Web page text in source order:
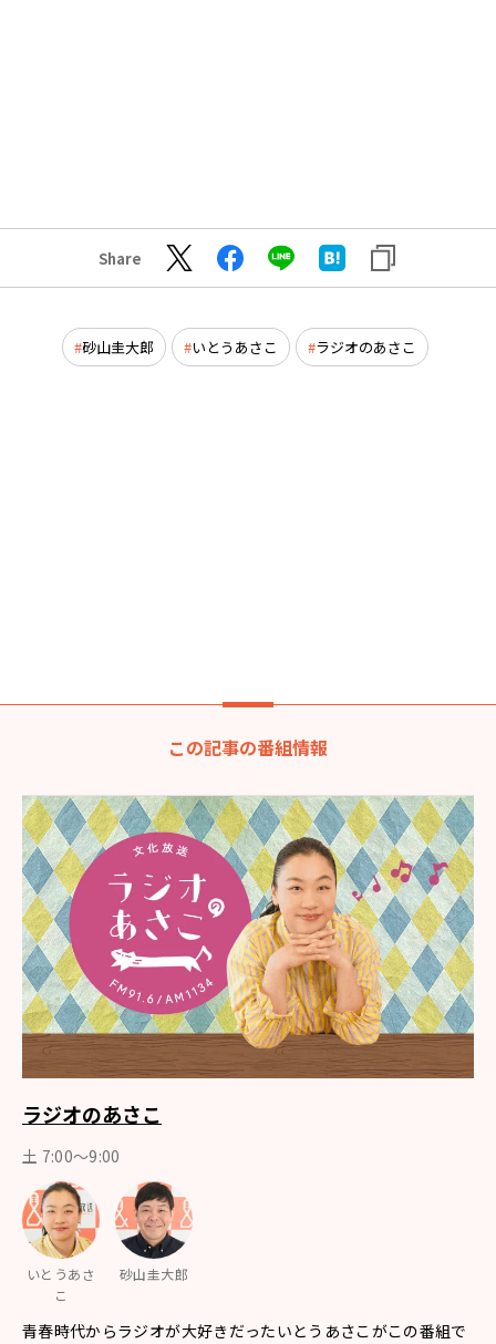
Share
砂山圭大郎 いとうあさこ ラジオのあさこ
この記事の番組情報
ラジオのあさこ
土 7:00～9:00
いとうあさ
こ
砂山圭大郎
青春時代からラジオが大好きだったいとうあさこがこの番組で